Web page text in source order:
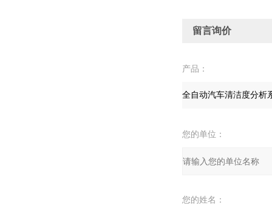
留言询价
产品：
您的单位：
您的姓名：